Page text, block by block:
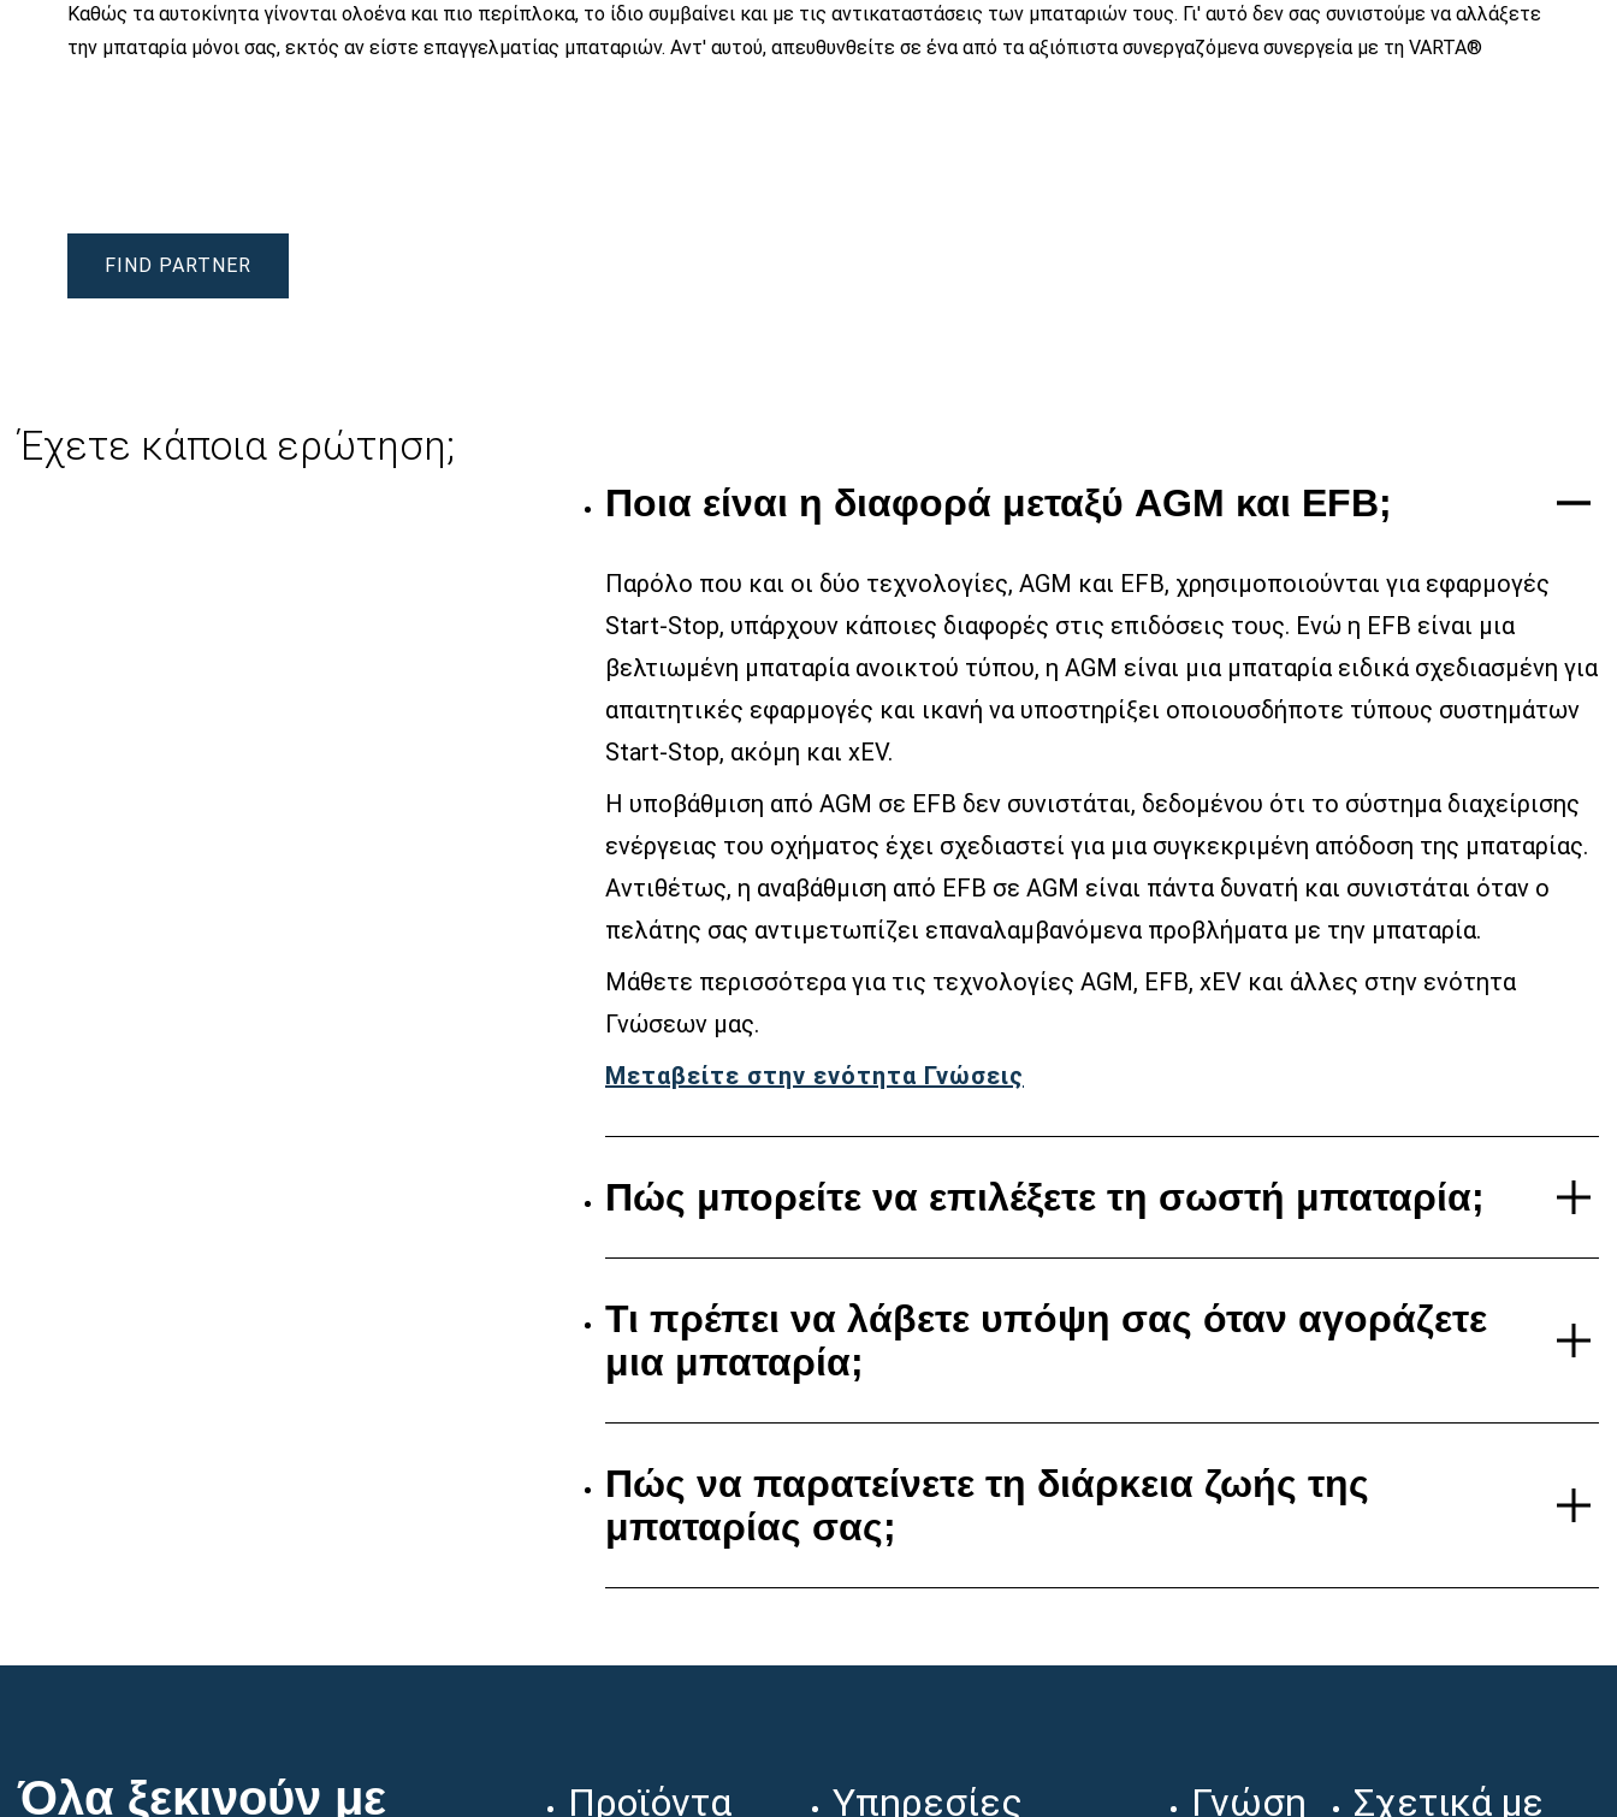
Καθώς τα αυτοκίνητα γίνονται ολοένα και πιο περίπλοκα, το ίδιο συμβαίνει και με τις αντικαταστάσεις των μπαταριών τους. Γι' αυτό δεν σας συνιστούμε να αλλάξετε
την μπαταρία μόνοι σας, εκτός αν είστε επαγγελματίας μπαταριών. Αντ' αυτού, απευθυνθείτε σε ένα από τα αξιόπιστα συνεργαζόμενα συνεργεία με τη VARTA®
FIND PARTNER
Έχετε κάποια ερώτηση;
Ποια είναι η διαφορά μεταξύ AGM και EFB;
Παρόλο που και οι δύο τεχνολογίες, AGM και EFB, χρησιμοποιούνται για εφαρμογές
Start-Stop, υπάρχουν κάποιες διαφορές στις επιδόσεις τους. Ενώ η EFB είναι μια
βελτιωμένη μπαταρία ανοικτού τύπου, η AGM είναι μια μπαταρία ειδικά σχεδιασμένη για
απαιτητικές εφαρμογές και ικανή να υποστηρίξει οποιουσδήποτε τύπους συστημάτων
Start-Stop, ακόμη και xEV.
Η υποβάθμιση από AGM σε EFB δεν συνιστάται, δεδομένου ότι το σύστημα διαχείρισης
ενέργειας του οχήματος έχει σχεδιαστεί για μια συγκεκριμένη απόδοση της μπαταρίας.
Αντιθέτως, η αναβάθμιση από EFB σε AGM είναι πάντα δυνατή και συνιστάται όταν ο
πελάτης σας αντιμετωπίζει επαναλαμβανόμενα προβλήματα με την μπαταρία.
Μάθετε περισσότερα για τις τεχνολογίες AGM, EFB, xEV και άλλες στην ενότητα
Γνώσεων μας.
Μεταβείτε στην ενότητα Γνώσεις
Πώς μπορείτε να επιλέξετε τη σωστή μπαταρία;
Τι πρέπει να λάβετε υπόψη σας όταν αγοράζετε
μια μπαταρία;
Πώς να παρατείνετε τη διάρκεια ζωής της
μπαταρίας σας;
Όλα ξεκινούν με Προϊόντα Υπηρεσίες Γνώση Σχετικά με